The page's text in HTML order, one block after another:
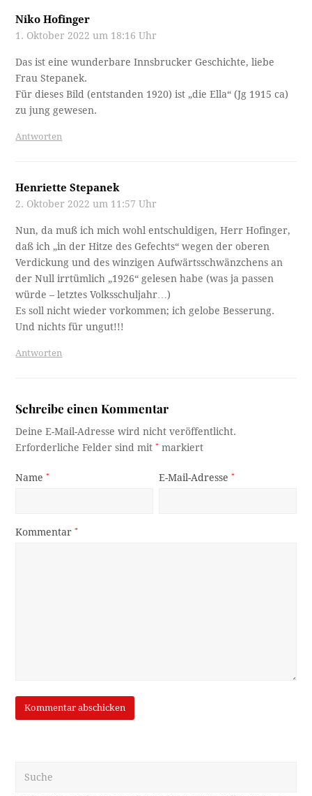
Niko Hofinger
1. Oktober 2022 um 18:16 Uhr
Das ist eine wunderbare Innsbrucker Geschichte, liebe
Frau Stepanek.
Für dieses Bild (entstanden 1920) ist „die Ella“ (Jg 1915 ca)
zu jung gewesen.
Antworten
Henriette Stepanek
2. Oktober 2022 um 11:57 Uhr
Nun, da muß ich mich wohl entschuldigen, Herr Hofinger,
daß ich „in der Hitze des Gefechts“ wegen der oberen
Verdickung und des winzigen Aufwärtsschwänzchens an
der Null irrtümlich „1926“ gelesen habe (was ja passen
würde – letztes Volksschuljahr…)
Es soll nicht wieder vorkommen; ich gelobe Besserung.
Und nichts für ungut!!!
Antworten
Schreibe einen Kommentar
Deine E-Mail-Adresse wird nicht veröffentlicht.
Erforderliche Felder sind mit* markiert
Name* E-Mail-Adresse*
Kommentar*